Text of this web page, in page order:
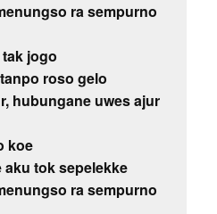
ra sempurno
jogo
roso gelo
hubungane uwes ajur
koe
tok sepelekke
ra sempurno